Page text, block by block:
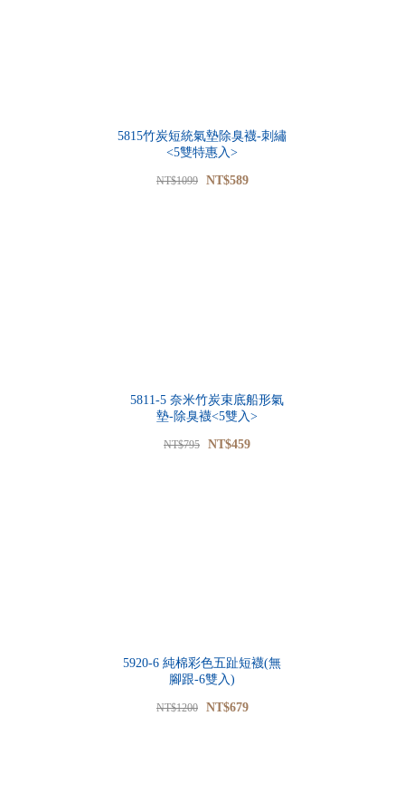
5815竹炭短統氣墊除臭襪-刺繡
<5雙特惠入>
NT$1099 NT$589
5811-5 奈米竹炭束底船形氣
墊-除臭襪<5雙入>
NT$795 NT$459
5920-6 純棉彩色五趾短襪(無
腳跟-6雙入)
NT$1200 NT$679